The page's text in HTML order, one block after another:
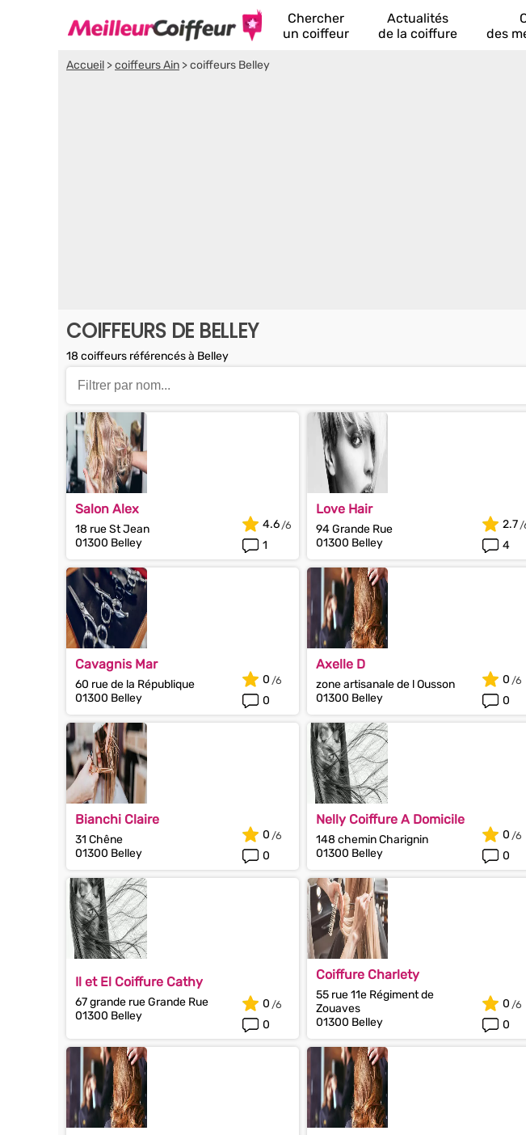
Chercher
un coiffeur
Actualités
de la coiffure
des
Accueil >coiffeurs Ain >coiffeurs Belley
COIFFEURS DE BELLEY
18 coiffeurs référencés à Belley
Salon Alex
18 rue St Jean
01300 Belley
1
4.6
Love Hair
94 Grande Rue
01300 Belley
4
2.7
Cavagnis Mar
60 rue de la République
01300 Belley
0
0
Axelle D
zone artisanale de l Ousson
01300 Belley
0
0
Bianchi Claire
31 Chêne
01300 Belley
0
0
Nelly Coiffure A Domicile
148 chemin Charignin
01300 Belley
0
0
Il et El Coiffure Cathy
67 grande rue Grande Rue
01300 Belley
0
0
Coiffure Charlety
55 rue 11e Régiment de
Zouaves
01300 Belley
0
0